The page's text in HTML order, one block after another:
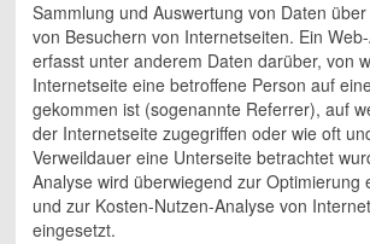
Sammlung und Auswertung von Daten
von Besuchern von Internetseiten. Ein
erfasst unter anderem Daten darüber, von
Internetseite eine betroffene Person auf
gekommen ist (sogenannte Referrer), auf
der Internetseite zugegriffen oder wie oft
Verweildauer eine Unterseite betrachtet
Analyse wird überwiegend zur Optimierung
und zur Kosten-Nutzen-Analyse von
eingesetzt.